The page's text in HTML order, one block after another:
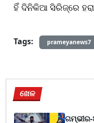
ହିଁ ଦିନିକିଆ ସିରିଜ୍‌ରେ
Tags: prameyanews7
ଖେଳ